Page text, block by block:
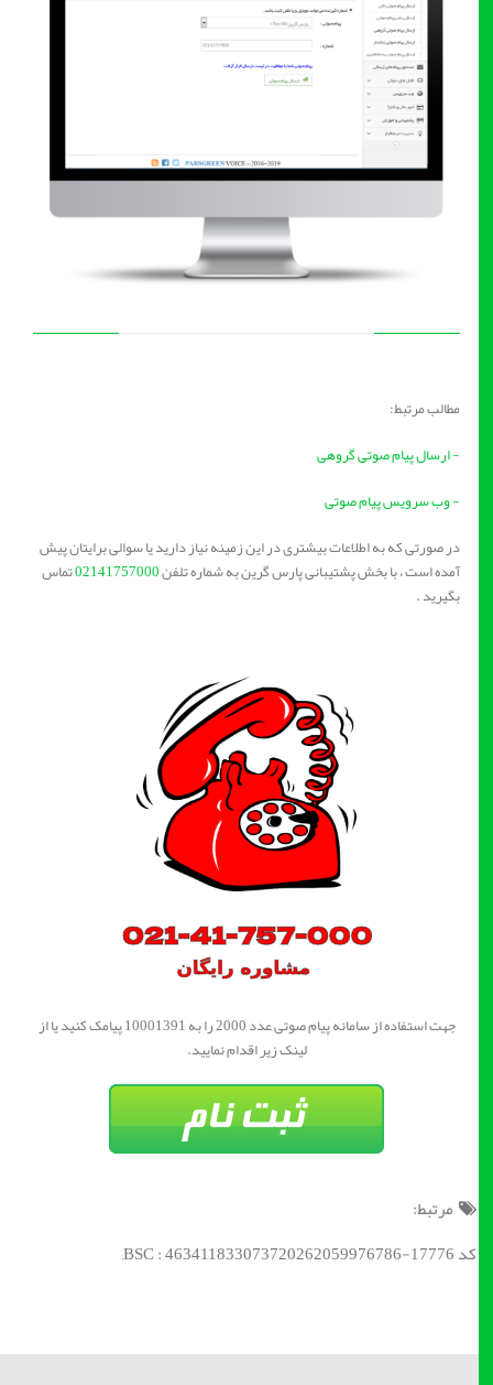
مطالب مرتبط:
- ارسال پیام صوتی گروهی
- وب سرویس پیام صوتی
در صورتی که به اطلاعات بیشتری در این زمینه نیاز دارید یا سوالی برایتان پیش
آمده است ، با بخش پشتیبانی پارس گرین به شماره تلفن02141757000تماس
بگیرید .
جهت استفاده از سامانه پیام صوتی عدد 2000 را به 10001391 پیامک کنید یا از
لینک زیر اقدام نمایید.
مرتبط:
کد BSC : 463411833073720262059976786-17776;